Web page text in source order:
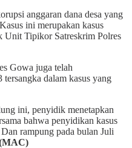
anggaran dana desa yang
ini merupakan kasus
Unit Tipikor Satreskrim Polres
Gowa juga telah
dalam kasus yang
ini, penyidik menetapkan
bahwa penyidikan kasus
rampung pada bulan Juli